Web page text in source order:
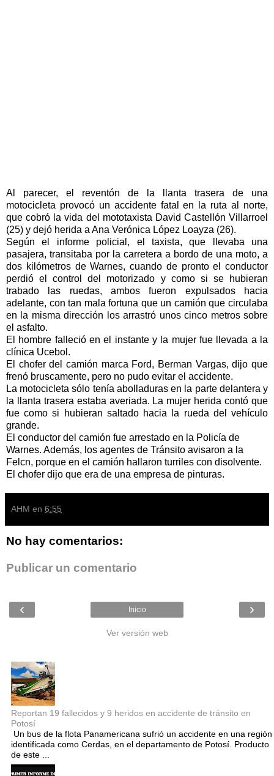
Al parecer, el reventón de la llanta trasera de una
motocicleta provocó un accidente fatal en la ruta al norte,
que cobró la vida del mototaxista David Castellón Villarroel
(25) y dejó herida a Ana Verónica López Loayza (26).
Según el informe policial, el taxista, que llevaba una
pasajera, transitaba por la carretera a bordo de una moto, a
dos kilómetros de Warnes, cuando de pronto el conductor
perdió el control del motorizado y como si se hubieran
trabado las ruedas, ambos fueron expulsados hacia
adelante, con tan mala fortuna que un camión que circulaba
en la misma dirección los arrastró unos cinco metros sobre
el asfalto.
El hombre falleció en el instante y la mujer fue llevada a la
clínica Ucebol.
El chofer del camión marca Ford, Berman Vargas, dijo que
frenó bruscamente, pero no pudo evitar el accidente.
La motocicleta sólo tenía abolladuras en la parte delantera y
la llanta trasera estaba averiada. La mujer herida contó que
fue como si hubieran saltado hacia la rueda del vehículo
grande.
El conductor del camión fue arrestado en la Policía de
Warnes. Además, los agentes de Tránsito avisaron a la
Felcn, porque en el camión hallaron turriles con disolvente.
El chofer dijo que era de una empresa de pinturas.
AHM en 6:55
No hay comentarios:
Publicar un comentario
‹ ›
Inicio
Ver versión web
Reportan 19 fallecidos y 9 heridos en accidente de tránsito en
Potosí
Un bus de la flota Panamericana sufrió un accidente en una región
identificada como Cerdas, en el departamento de Potosí. Producto
de este ...